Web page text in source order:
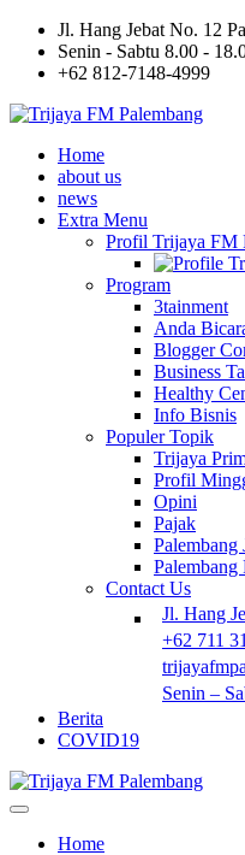
Jl. Hang Jebat No. 12
Senin - Sabtu 8.00 -
+62 812-7148-4999
Home
about us
news
Extra Menu
Profil Trijaya FM
Program
3tainment
Anda
Blogger
Business
Healthy
Info Bisnis
Populer Topik
Trijaya
Profil
Opini
Pajak
Palembang
Palembang
Contact Us
Jl. Hang
+62 711
Senin –
Berita
COVID19
Home